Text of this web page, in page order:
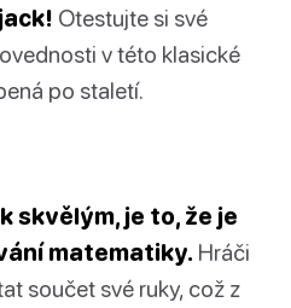
Otestujte si své
v této klasické
po staletí.
skvělým, je to, že je
matematiky. Hráči
součet své ruky, což z